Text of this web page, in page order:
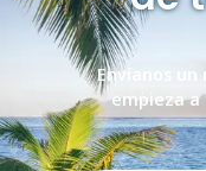
Envíanos
empieza a